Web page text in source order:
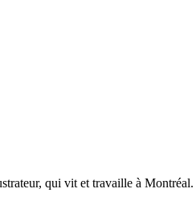
qui vit et travaille à Montréal.